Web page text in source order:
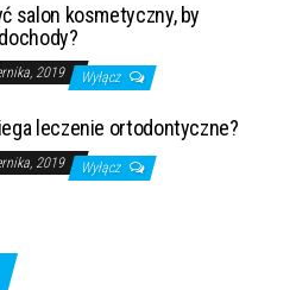
salon kosmetyczny, by
2019 Wyłącz
leczenie ortodontyczne?
2019 Wyłącz